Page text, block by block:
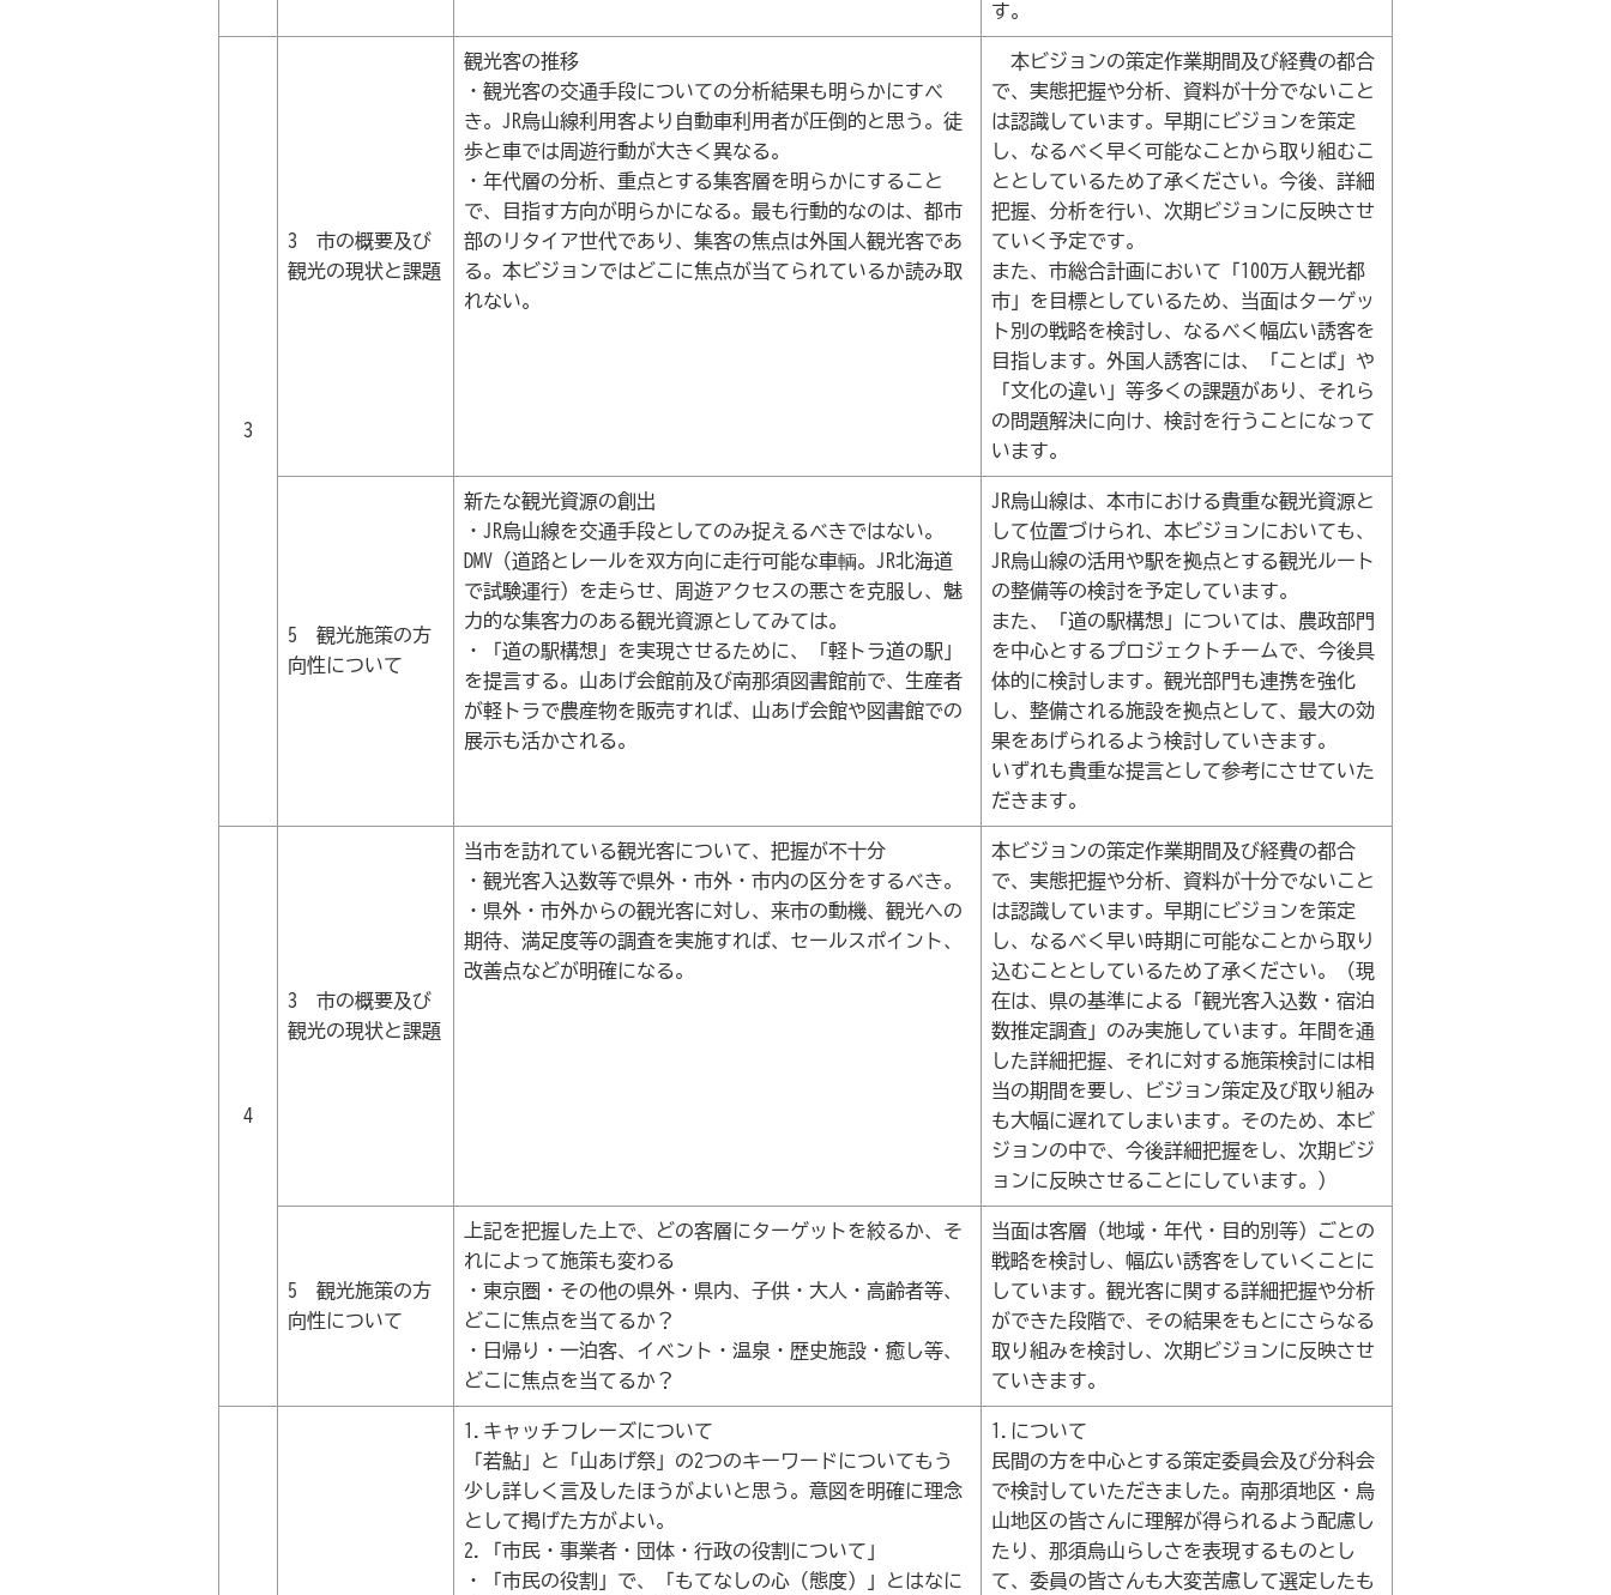
す。
3
3 市の概要及び
観光の現状と課題
観光客の推移
・観光客の交通手段についての分析結果も明らかにすべ
き。JR烏山線利用客より自動車利用者が圧倒的と思う。徒
歩と車では周遊行動が大きく異なる。
・年代層の分析、重点とする集客層を明らかにすること
で、目指す方向が明らかになる。最も行動的なのは、都市
部のリタイア世代であり、集客の焦点は外国人観光客であ
る。本ビジョンではどこに焦点が当てられているか読み取
れない。
本ビジョンの策定作業期間及び経費の都合
で、実態把握や分析、資料が十分でないこと
は認識しています。早期にビジョンを策定
し、なるべく早く可能なことから取り組むこ
ととしているため了承ください。今後、詳細
把握、分析を行い、次期ビジョンに反映させ
ていく予定です。
また、市総合計画において「100万人観光都
市」を目標としているため、当面はターゲッ
ト別の戦略を検討し、なるべく幅広い誘客を
目指します。外国人誘客には、「ことば」や
「文化の違い」等多くの課題があり、それら
の問題解決に向け、検討を行うことになって
います。
5 観光施策の方
向性について
新たな観光資源の創出
・JR烏山線を交通手段としてのみ捉えるべきではない。
DMV（道路とレールを双方向に走行可能な車輌。JR北海道
で試験運行）を走らせ、周遊アクセスの悪さを克服し、魅
力的な集客力のある観光資源としてみては。
・「道の駅構想」を実現させるために、「軽トラ道の駅」
を提言する。山あげ会館前及び南那須図書館前で、生産者
が軽トラで農産物を販売すれば、山あげ会館や図書館での
展示も活かされる。
JR烏山線は、本市における貴重な観光資源と
して位置づけられ、本ビジョンにおいても、
JR烏山線の活用や駅を拠点とする観光ルート
の整備等の検討を予定しています。
また、「道の駅構想」については、農政部門
を中心とするプロジェクトチームで、今後具
体的に検討します。観光部門も連携を強化
し、整備される施設を拠点として、最大の効
果をあげられるよう検討していきます。
いずれも貴重な提言として参考にさせていた
だきます。
4
3 市の概要及び
観光の現状と課題
当市を訪れている観光客について、把握が不十分
・観光客入込数等で県外・市外・市内の区分をするべき。
・県外・市外からの観光客に対し、来市の動機、観光への
期待、満足度等の調査を実施すれば、セールスポイント、
改善点などが明確になる。
本ビジョンの策定作業期間及び経費の都合
で、実態把握や分析、資料が十分でないこと
は認識しています。早期にビジョンを策定
し、なるべく早い時期に可能なことから取り
込むこととしているため了承ください。（現
在は、県の基準による「観光客入込数・宿泊
数推定調査」のみ実施しています。年間を通
した詳細把握、それに対する施策検討には相
当の期間を要し、ビジョン策定及び取り組み
も大幅に遅れてしまいます。そのため、本ビ
ジョンの中で、今後詳細把握をし、次期ビジ
ョンに反映させることにしています。）
5 観光施策の方
向性について
上記を把握した上で、どの客層にターゲットを絞るか、そ
れによって施策も変わる
・東京圏・その他の県外・県内、子供・大人・高齢者等、
どこに焦点を当てるか？
・日帰り・一泊客、イベント・温泉・歴史施設・癒し等、
どこに焦点を当てるか？
当面は客層（地域・年代・目的別等）ごとの
戦略を検討し、幅広い誘客をしていくことに
しています。観光客に関する詳細把握や分析
ができた段階で、その結果をもとにさらなる
取り組みを検討し、次期ビジョンに反映させ
ていきます。
1.キャッチフレーズについて
「若鮎」と「山あげ祭」の2つのキーワードについてもう
少し詳しく言及したほうがよいと思う。意図を明確に理念
として掲げた方がよい。
2.「市民・事業者・団体・行政の役割について」
・「市民の役割」で、「もてなしの心（態度）」とはなに
1.について
民間の方を中心とする策定委員会及び分科会
で検討していただきました。南那須地区・烏
山地区の皆さんに理解が得られるよう配慮し
たり、那須烏山らしさを表現するものとし
て、委員の皆さんも大変苦慮して選定したも